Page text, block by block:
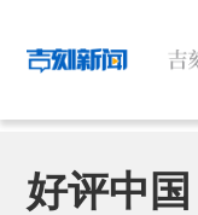
好评中